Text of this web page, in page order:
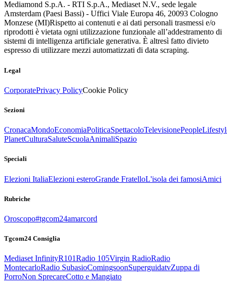
Mediamond S.p.A. - RTI S.p.A., Mediaset N.V., sede legale
Amsterdam (Paesi Bassi) - Uffici Viale Europa 46, 20093 Cologno
Monzese (MI)Rispetto ai contenuti e ai dati personali trasmessi e/o
riprodotti è vietata ogni utilizzazione funzionale all’addestramento di
sistemi di intelligenza artificiale generativa. È altresì fatto divieto
espresso di utilizzare mezzi automatizzati di data scraping.
Legal
CorporatePrivacy PolicyCookie Policy
Sezioni
CronacaMondoEconomiaPoliticaSpettacoloTelevisionePeople
PlanetCulturaSaluteScuolaAnimaliSpazio
Speciali
Elezioni ItaliaElezioni esteroGrande FratelloL'isola dei famosiAmici
Rubriche
Oroscopo#tgcom24amarcord
Tgcom24 Consiglia
Mediaset InfinityR101Radio 105Virgin RadioRadio
MontecarloRadio SubasioComingsoonSuperguidatvZuppa di
PorroNon SprecareCotto e Mangiato